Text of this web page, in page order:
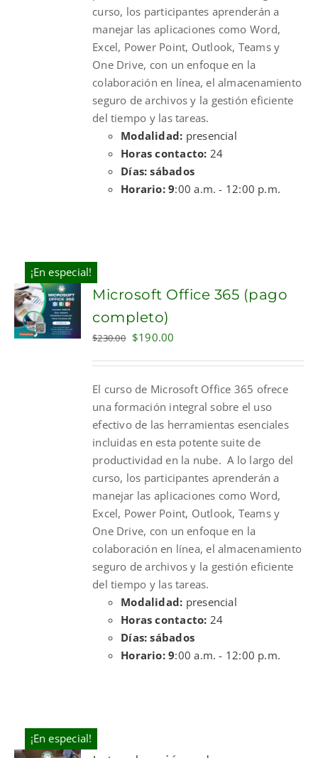
curso, los participantes aprenderán a
manejar las aplicaciones como Word,
Excel, Power Point, Outlook, Teams y
One Drive, con un enfoque en la
colaboración en línea, el almacenamiento
seguro de archivos y la gestión eficiente
del tiempo y las tareas.
Modalidad: presencial
Horas contacto: 24
Días: sábados
Horario: 9:00 a.m. - 12:00 p.m.
¡En especial!
BUY
Microsoft Office 365 (pago
completo)
$230.00 Original
$230.00.
$190.00
$190.00.
El curso de Microsoft Office 365 ofrece
una formación integral sobre el uso
efectivo de las herramientas esenciales
incluidas en esta potente suite de
productividad en la nube. A lo largo del
curso, los participantes aprenderán a
manejar las aplicaciones como Word,
Excel, Power Point, Outlook, Teams y
One Drive, con un enfoque en la
colaboración en línea, el almacenamiento
seguro de archivos y la gestión eficiente
del tiempo y las tareas.
Modalidad: presencial
Horas contacto: 24
Días: sábados
Horario: 9:00 a.m. - 12:00 p.m.
¡En especial!